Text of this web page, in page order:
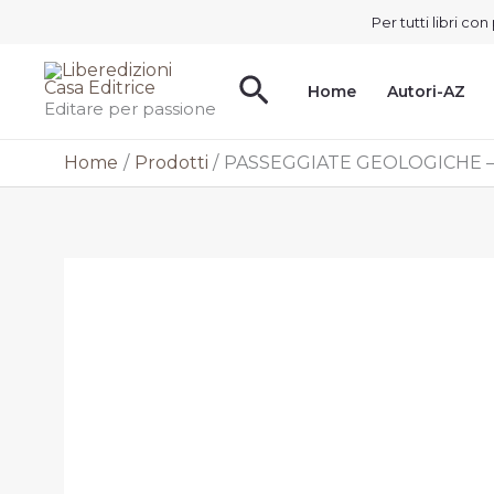
contenuto
Per tutti libri con
Editare per passione CercaHome Autori-AZ
Home Prodotti PASSEGGIATE GEOLOGICHE